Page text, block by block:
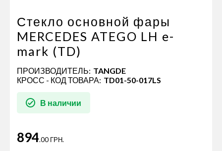
Стекло основной фары
MERCEDES ATEGO LH e-
mark (TD)
ПРОИЗВОДИТЕЛЬ: TANGDE
КРОСС - КОД ТОВАРА: TD01-50-017LS
В наличии
894.00 ГРН.